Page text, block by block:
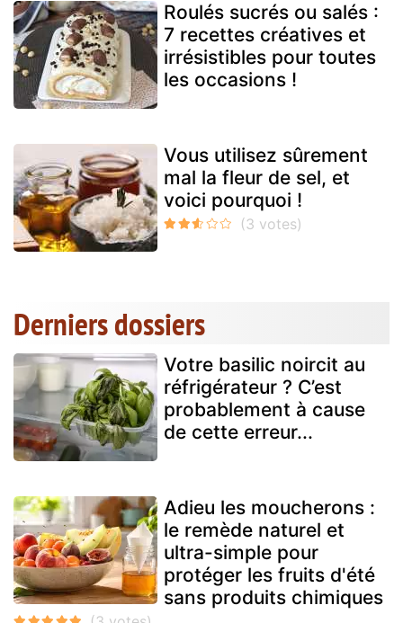
Roulés sucrés ou salés :
7 recettes créatives et
irrésistibles pour toutes
les occasions !
Vous utilisez sûrement
mal la fleur de sel, et
voici pourquoi !
Derniers dossiers
Votre basilic noircit au
réfrigérateur ? C’est
probablement à cause
de cette erreur...
Adieu les moucherons :
le remède naturel et
ultra-simple pour
protéger les fruits d'été
sans produits chimiques